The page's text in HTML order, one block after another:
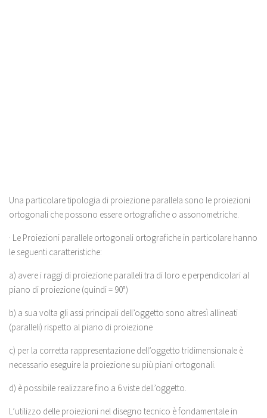
Una particolare tipologia di proiezione parallela sono le proiezioni
ortogonali che possono essere ortografiche o assonometriche.
· Le Proiezioni parallele ortogonali ortografiche in particolare hanno
le seguenti caratteristiche:
a) avere i raggi di proiezione paralleli tra di loro e perpendicolari al
piano di proiezione (quindi = 90°)
b) a sua volta gli assi principali dell’oggetto sono altresì allineati
(paralleli) rispetto al piano di proiezione
c) per la corretta rappresentazione dell’oggetto tridimensionale è
necessario eseguire la proiezione su più piani ortogonali.
d) è possibile realizzare fino a 6 viste dell’oggetto.
L’utilizzo delle proiezioni nel disegno tecnico è fondamentale in